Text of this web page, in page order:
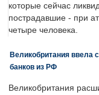
которые сейчас
пострадавшие - при
четыре человека.
Великобритания ввела
банков из РФ
Великобритания